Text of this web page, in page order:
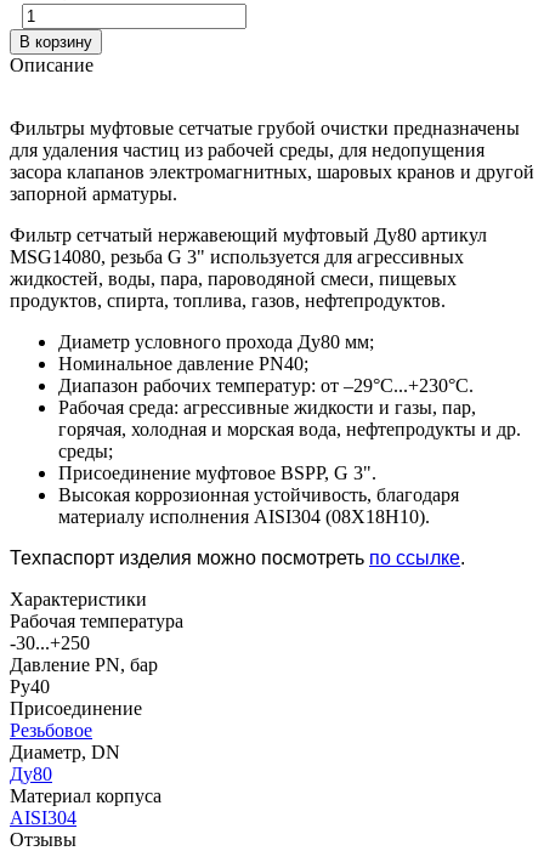
В корзину
Описание
Фильтры муфтовые сетчатые грубой очистки предназначены
для удаления частиц из рабочей среды, для недопущения
засора клапанов электромагнитных, шаровых кранов и другой
запорной арматуры.
Фильтр сетчатый нержавеющий муфтовый Ду80 артикул
MSG14080, резьба G 3" используется для агрессивных
жидкостей, воды, пара, пароводяной смеси, пищевых
продуктов, спирта, топлива, газов, нефтепродуктов.
Диаметр условного прохода Ду80 мм;
Номинальное давление PN40;
Диапазон рабочих температур: от –29°C...+230°C.
Рабочая среда: агрессивные жидкости и газы, пар,
горячая, холодная и морская вода, нефтепродукты и др.
среды;
Присоединение муфтовое BSPP, G 3".
Высокая коррозионная устойчивость, благодаря
материалу исполнения AISI304 (08Х18Н10).
Техпаспорт изделия можно посмотреть по ссылке.
Характеристики
Рабочая температура
-30...+250
Давление PN, бар
Ру40
Присоединение
Резьбовое
Диаметр, DN
Ду80
Материал корпуса
AISI304
Отзывы